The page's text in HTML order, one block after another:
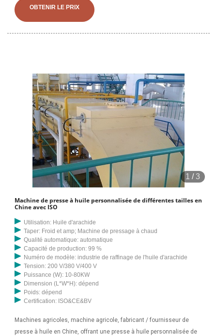
huile, de l'expulseur d'huile, du moulin à huile.Contactez les
fournisseurs chinois
OBTENIR LE PRIX
1 /3
Machine de presse à huile personnalisée de différentes tailles en
Chine avec ISO
Utilisation: Huile d'arachide
Taper: Froid et amp; Machine de pressage à chaud
Qualité automatique: automatique
Capacité de production: 99 %
Numéro de modèle: industrie de raffinage de l'huile d'arachide
Tension: 200 V/380 V/400 V
Puissance (W): 10-80KW
Dimension (L*W*H): dépend
Poids: dépend
Certification: ISO&CE&BV
Machines agricoles, machine agricole, fabricant / fournisseur de
presse à huile en Chine, offrant une presse à huile personnalisée de